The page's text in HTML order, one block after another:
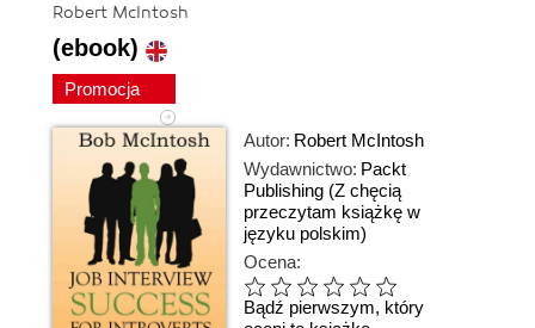
Robert McIntosh
(ebook)
Promocja
Autor: Robert McIntosh
Wydawnictwo: Packt
Publishing (Z chęcią
przeczytam książkę w
języku polskim)
Ocena:
Bądź pierwszym, który